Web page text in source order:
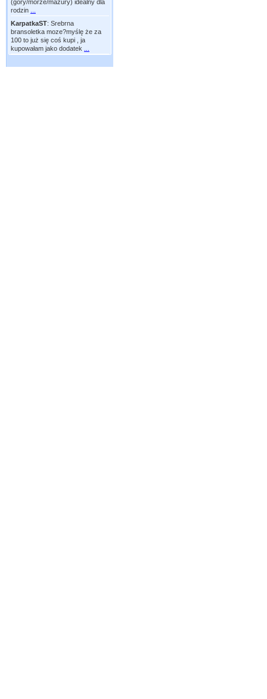
(góry/morze/mazury) idealny dla
rodzin
KarpatkaST: Srebrna
bransoletka moze?myślę że za
100 to już się coś kupi , ja
kupowałam jako dodatek